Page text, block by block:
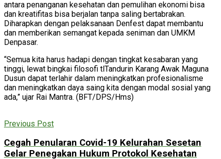
antara penanganan kesehatan dan pemulihan ekonomi bisa
dan kreatifitas bisa berjalan tanpa saling bertabrakan.
Diharapkan dengan pelaksanaan Denfest dapat membantu
dan memberikan semangat kepada seniman dan UMKM
Denpasar.
“Semua kita harus hadapi dengan tingkat kesabaran yang
tinggi, lewat bingkai filosofi tlTandurin Karang Awak Maguna
Dusun dapat terlahir dalam meningkatkan profesionalisme
dan meningkatkan daya saing kita dengan modal sosial yang
ada,” ujar Rai Mantra. (BFT/DPS/Hms)
Previous Post
Cegah Penularan Covid-19 Kelurahan Sesetan
Gelar Penegakan Hukum Protokol Kesehatan